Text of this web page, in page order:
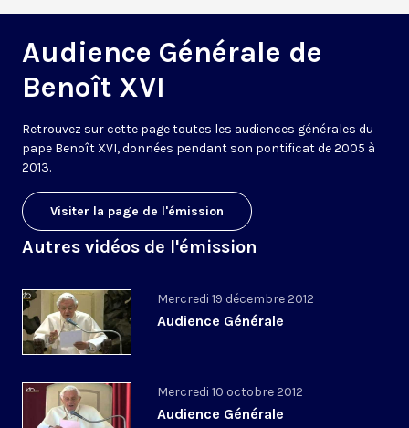
Audience Générale de
Benoît XVI
Retrouvez sur cette page toutes les audiences générales du
pape Benoît XVI, données pendant son pontificat de 2005 à
2013.
Visiter la page de l'émission
Autres vidéos de l'émission
Mercredi 19 décembre 2012
Audience Générale
Mercredi 10 octobre 2012
Audience Générale